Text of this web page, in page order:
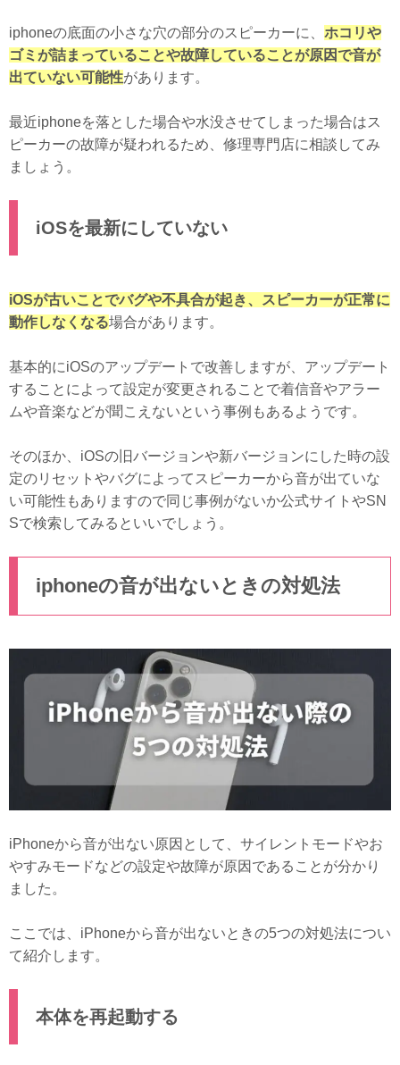
iphoneの底面の小さな穴の部分のスピーカーに、 ホコリや
ゴミが詰まっていることや故障していることが原因で音が
出ていない可能性があります。
最近iphoneを落とした場合や水没させてしまった場合はス
ピーカーの故障が疑われるため、修理専門店に相談してみ
ましょう。
iOSを最新にしていない
iOSが古いことでバグや不具合が起き、スピーカーが正常に
動作しなくなる場合があります。
基本的にiOSのアップデートで改善しますが、アップデート
することによって設定が変更されることで着信音やアラー
ムや音楽などが聞こえないという事例もあるようです。
そのほか、iOSの旧バージョンや新バージョンにした時の設
定のリセットやバグによってスピーカーから音が出ていな
い可能性もありますので同じ事例がないか公式サイトやSN
Sで検索してみるといいでしょう。
iphoneの音が出ないときの対処法
iPhoneから音が出ない原因として、サイレントモードやお
やすみモードなどの設定や故障が原因であることが分かり
ました。
ここでは、iPhoneから音が出ないときの5つの対処法につい
て紹介します。
本体を再起動する